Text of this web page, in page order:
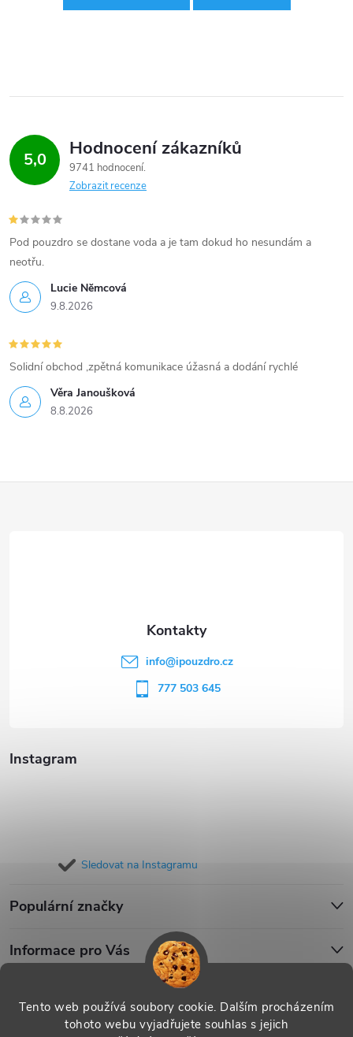
Tento web používá soubory cookie. Dalším procházením
tohoto webu vyjadřujete souhlas s jejich
5,0 Hodnocení zákazníků
9741 hodnocení
Zobrazit recenze
Lucie Nĕmcová
9.8.2026
Pod pouzdro se dostane voda a je tam dokud ho nesundám a
neotřu.
Věra Janoušková
8.8.2026
Solidní obchod ,zpětná komunikace úžasná a dodání rychlé
Instagram
Sledovat na Instagramu
Populární značky
Informace pro Vás
info@ipouzdro.cz
777 503 645